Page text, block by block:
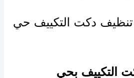
دكت التكييف حي
التكييف بحي